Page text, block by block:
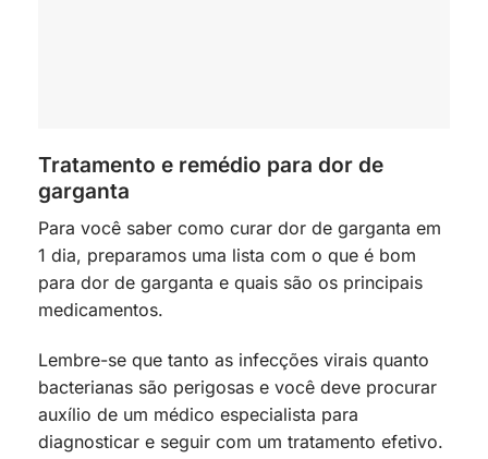
Tratamento e remédio para dor de
garganta
Para você saber como curar dor de garganta em
1 dia, preparamos uma lista com o que é bom
para dor de garganta e quais são os principais
medicamentos.
Lembre-se que tanto as infecções virais quanto
bacterianas são perigosas e você deve procurar
auxílio de um médico especialista para
diagnosticar e seguir com um tratamento efetivo.